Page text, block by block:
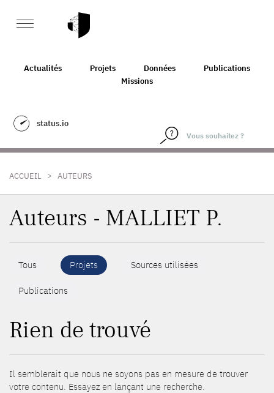
Actualités Projets Données
Publications
Missions
status.io
ACCUEIL > AUTEURS
Auteurs - MALLIET P.
Tous Projets Sources utilisées
Publications
Rien de trouvé
Il semblerait que nous ne soyons pas en mesure de trouver
votre contenu. Essayez en lançant une recherche.